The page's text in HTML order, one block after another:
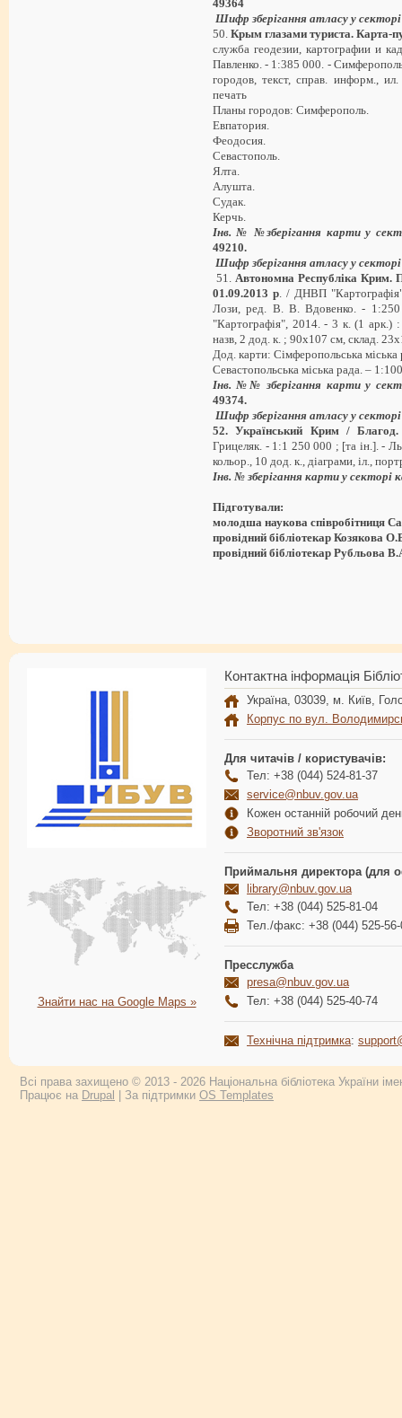
49364
Шифр зберігання атласу у
50. Крым глазами туриста. Карта-
служба геодезии, картографии и
Павленко. - 1:385 000. -
городов, текст, справ. информ.,
печать
Планы городов: Симферополь.
Евпатория.
Феодосия.
Севастополь.
Ялта.
Алушта.
Судак.
Керчь.
Інв. № №зберігання карти у
49210.
Шифр зберігання атласу у
51. Автономна Республіка Крим.
01.09.2013 р. / ДНВП
Лози, ред. В. В. Вдовенко. -
"Картографія", 2014. - 3 к. (1 арк.) :
назв, 2 дод. к. ; 90х107 см, склад.
Дод. карти: Сімферопольська
Севастопольська міська рада. –
Інв. №№ зберігання карти у
49374.
Шифр зберігання атласу у
52. Український Крим /
Грицеляк. - 1:1 250 000 ; [та ін.]. -
кольор., 10 дод. к., діаграми, іл.,
Інв. № зберігання карти у секторі
Підготували:
молодша наукова співробітниця
провідний бібліотекар Козякова
провідний бібліотекар Рубльова
Знайти нас на Google Maps »
Контактна інформація
Україна, 03039, м. Київ,
Корпус по вул.
Для читачів / користувачів:
Тел: +38 (044) 524-81-37
service@nbuv.gov.ua
Кожен останній робочий
Зворотний зв'язок
Приймальня директора (для
library@nbuv.gov.ua
Тел: +38 (044) 525-81-04
Тел./факс: +38 (044) 525-56-
Пресслужба
presa@nbuv.gov.ua
Тел: +38 (044) 525-40-74
Технічна підтримка:
Всі права захищено © 2013 - 2026 Національна бібліотека України
Працює на Drupal | За підтримки OS Templates